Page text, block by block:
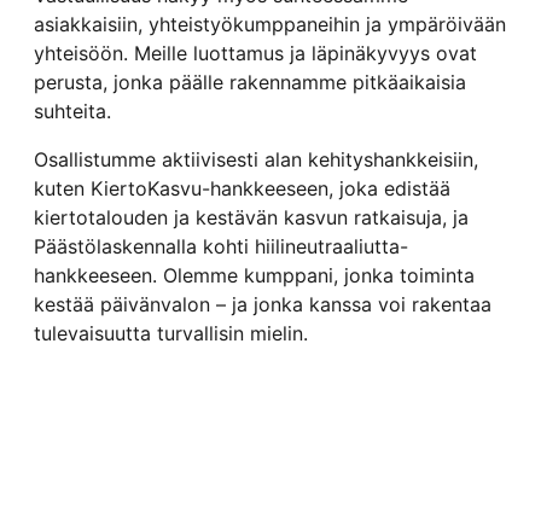
asiakkaisiin, yhteistyökumppaneihin ja ympäröivään
yhteisöön. Meille luottamus ja läpinäkyvyys ovat
perusta, jonka päälle rakennamme pitkäaikaisia
suhteita.
Osallistumme aktiivisesti alan kehityshankkeisiin,
kuten KiertoKasvu-hankkeeseen, joka edistää
kiertotalouden ja kestävän kasvun ratkaisuja, ja
Päästölaskennalla kohti hiilineutraaliutta-
hankkeeseen. Olemme kumppani, jonka toiminta
kestää päivänvalon – ja jonka kanssa voi rakentaa
tulevaisuutta turvallisin mielin.